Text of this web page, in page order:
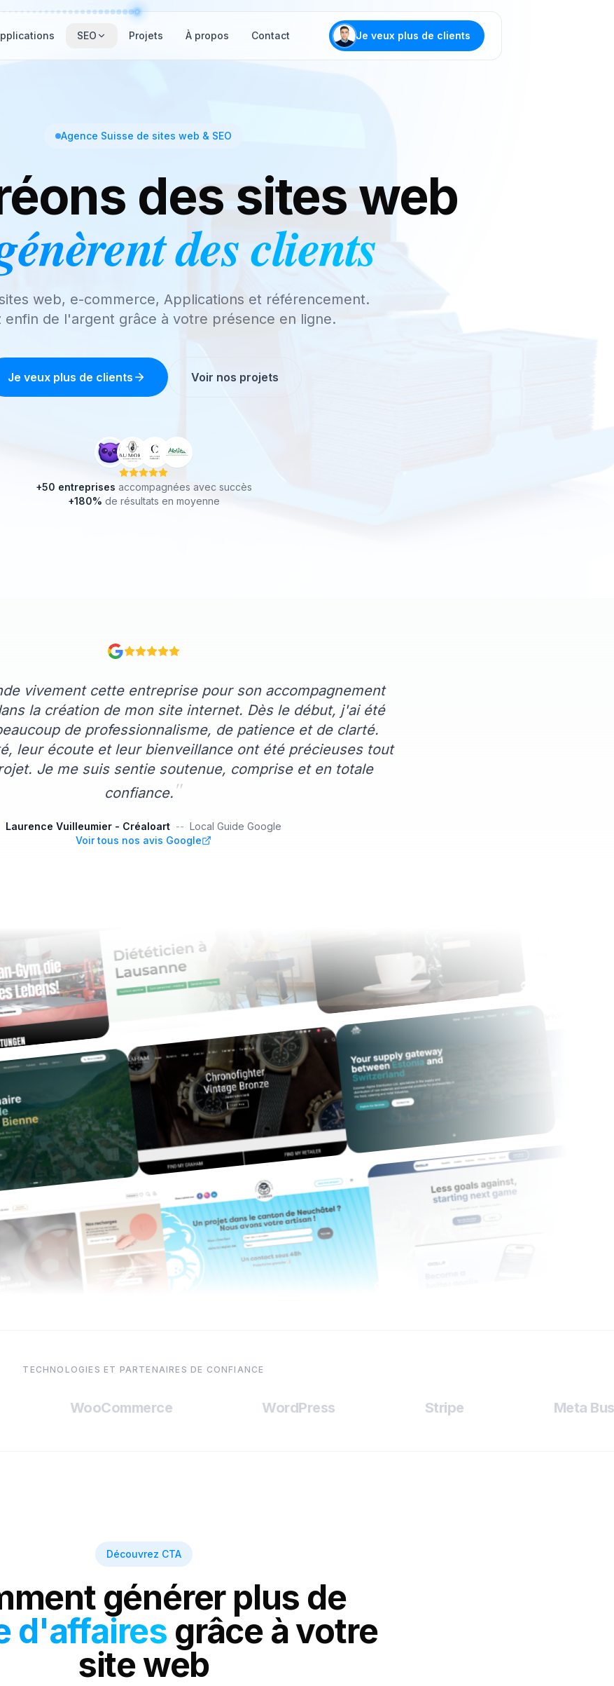
SEO Projets À propos Contact Je veux plus de clients
Agence Suisse de sites web & SEO
des sites web
des clients
web, e-commerce, Applications et référencement.
enfin de l'argent grâce à votre présence en ligne.
Je veux plus de clients Voir nos projets
+50 entreprises accompagnées avec succès
+180% de résultats en moyenne
vivement cette entreprise pour son accompagnement
la création de mon site internet. Dès le début, j'ai été
de professionnalisme, de patience et de clarté.
leur écoute et leur bienveillance ont été précieuses tout
Je me suis sentie soutenue, comprise et en totale
confiance. "
Laurence Vuilleumier - Créaloart -- Local Guide Google
Voir tous nos avis Google
TECHNOLOGIES ET PARTENAIRES DE CONFIANCE
WooCommerce WordPress Stripe Meta
Découvrez CTA
générer plus de
d'affaires grâce à votre
site web